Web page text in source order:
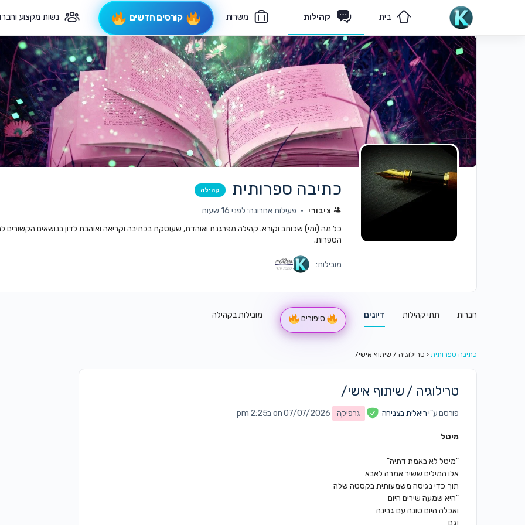
בית קהילות משרות קורסים חדשים נשות מקצוע
מאמרים הצוות שלנו פיקוח תורני צרי קשר
כתיבה ספרותית קהילה
ציבורי
פעילות אחרונה: לפני 16 שעות
כל מה (ומי) שכותב וקורא. קהילה מפרגנת ואוהדת, שעוסקת בכתיבה וקריאה ואוהבת לדון בנושאים הקשורים
הספרות.
מובילות:
חברות תתי קהילות דיונים סיפורים מובילות בקהילה
כתיבה ספרותית ‹ טרילוגיה / שיתוף אישי/
טרילוגיה / שיתוף אישי/
פורסם ע"יריאלית בצניחה גרפיקה on 07/07/2026 ב2:25 pm
מיטל
"מיטל לא באמת דתיה"
אלו המילים ששיר אמרה לאבא
תוך כדי נגיסה משמעותית בקסטה שלה
"היא שמעה שירים היום
ואכלה היום טונה עם גבינה
וגם